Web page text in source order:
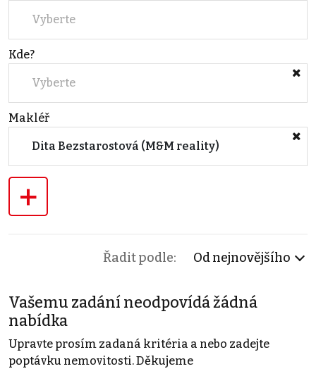
Vyberte
Kde?
Vyberte
Makléř
Dita Bezstarostová (M&M reality)
+
Řadit podle: Od nejnovějšího
Vašemu zadání neodpovídá žádná
nabídka
Upravte prosím zadaná kritéria a nebo zadejte
poptávku nemovitosti. Děkujeme